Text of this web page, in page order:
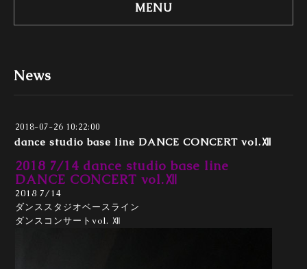
MENU
News
2018-07-26 10:22:00
dance studio base line DANCE CONCERT vol.Ⅻ
2018 7/14 dance studio base line
DANCE CONCERT vol.Ⅻ
2018 7/14
ダンススタジオベースライン
ダンスコンサートvol. Ⅻ